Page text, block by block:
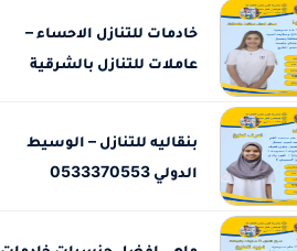
خادمات للتنازل الاحساء –
عاملات للتنازل بالشرقية
بنقاليه للتنازل – الوسيط
الدولي 0533370553